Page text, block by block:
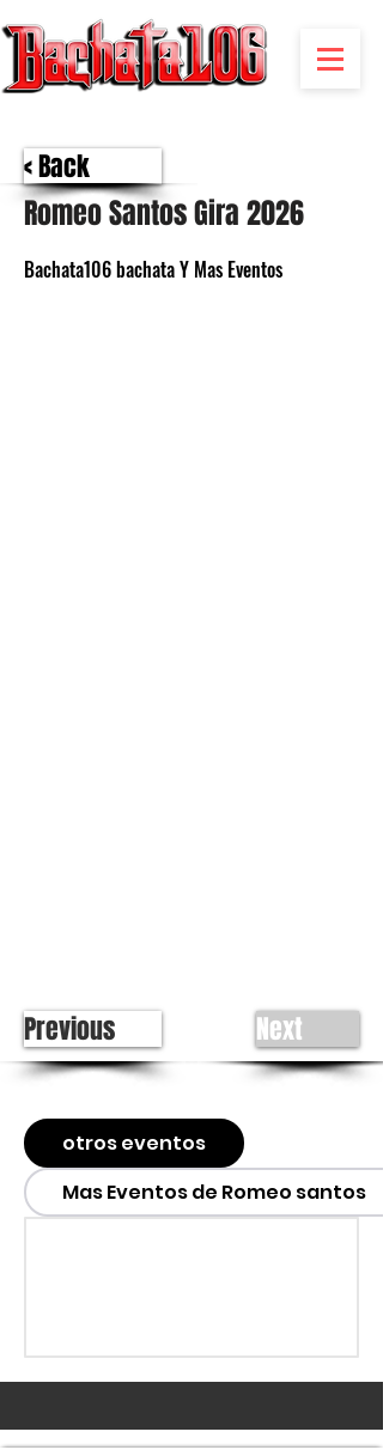
< Back
Romeo Santos Gira 2026
Bachata106 bachata Y Mas Eventos
Previous Next
otros eventos
Mas Eventos de Romeo santos